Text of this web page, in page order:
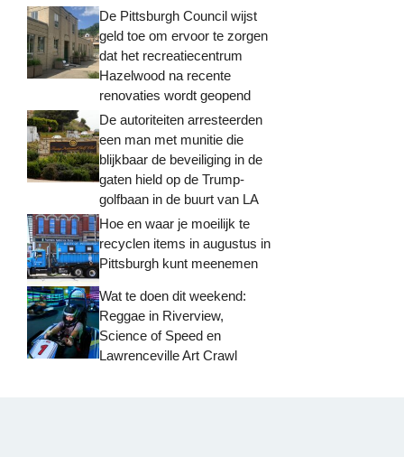
De Pittsburgh Council wijst
geld toe om ervoor te zorgen
dat het recreatiecentrum
Hazelwood na recente
renovaties wordt geopend
De autoriteiten arresteerden
een man met munitie die
blijkbaar de beveiliging in de
gaten hield op de Trump-
golfbaan in de buurt van LA
Hoe en waar je moeilijk te
recyclen items in augustus in
Pittsburgh kunt meenemen
Wat te doen dit weekend:
Reggae in Riverview,
Science of Speed ​​en
Lawrenceville Art Crawl